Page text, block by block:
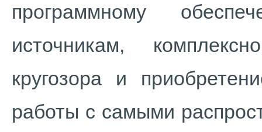
программному
источникам,
кругозора и
работы с самыми